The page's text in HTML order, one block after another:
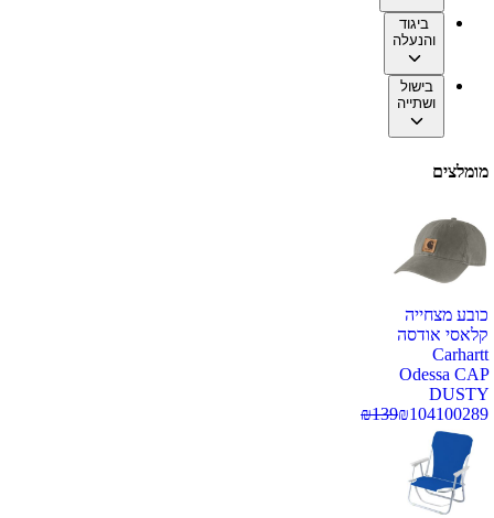
ביגוד
והנעלה
בישול
ושתייה
מומלצים
כובע מצחייה
קלאסי אודסה
Carhartt
Odessa CAP
DUSTY
100289
₪104
₪139